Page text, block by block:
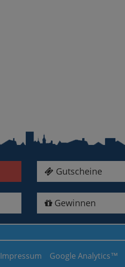
Gutscheine
Gewinnen
Impressum Google Analytics™